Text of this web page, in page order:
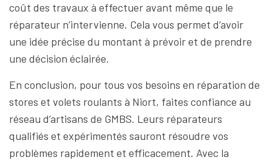
coût des travaux à effectuer avant même que le
réparateur n’intervienne. Cela vous permet d’avoir
une idée précise du montant à prévoir et de prendre
une décision éclairée.
En conclusion, pour tous vos besoins en réparation de
stores et volets roulants à Niort, faites confiance au
réseau d’artisans de GMBS. Leurs réparateurs
qualifiés et expérimentés sauront résoudre vos
problèmes rapidement et efficacement. Avec la